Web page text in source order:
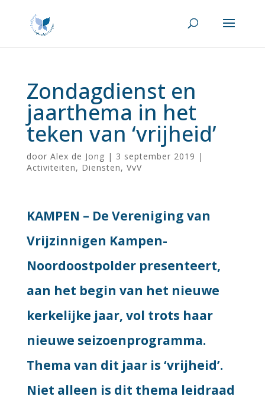
Zondagdienst en
jaarthema in het
teken van ‘vrijheid’
door Alex de Jong | 3 september 2019 |
Activiteiten, Diensten, VvV
KAMPEN – De Vereniging van
Vrijzinnigen Kampen-
Noordoostpolder presenteert,
aan het begin van het nieuwe
kerkelijke jaar, vol trots haar
nieuwe seizoenprogramma.
Thema van dit jaar is ‘vrijheid’.
Niet alleen is dit thema leidraad